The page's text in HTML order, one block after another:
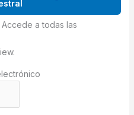
a todas las